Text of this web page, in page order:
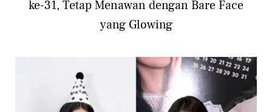
ke-31, Tetap Menawan dengan Bare Face
yang Glowing